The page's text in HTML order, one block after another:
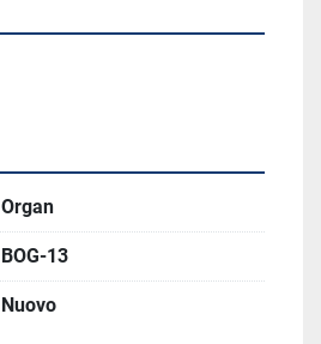
Organ
BOG-13
Nuovo